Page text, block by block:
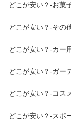
どこが安い？-お菓
どこが安い？-その
どこが安い？-カー
どこが安い？-ガー
どこが安い？-コス
どこが安い？-スポ